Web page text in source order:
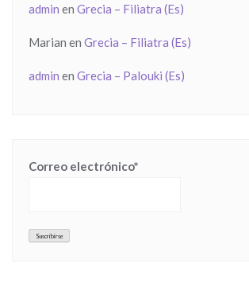
admin en Grecia – Filiatra (Es)
Marian en Grecia – Filiatra (Es)
admin en Grecia – Palouki (Es)
Correo electrónico*